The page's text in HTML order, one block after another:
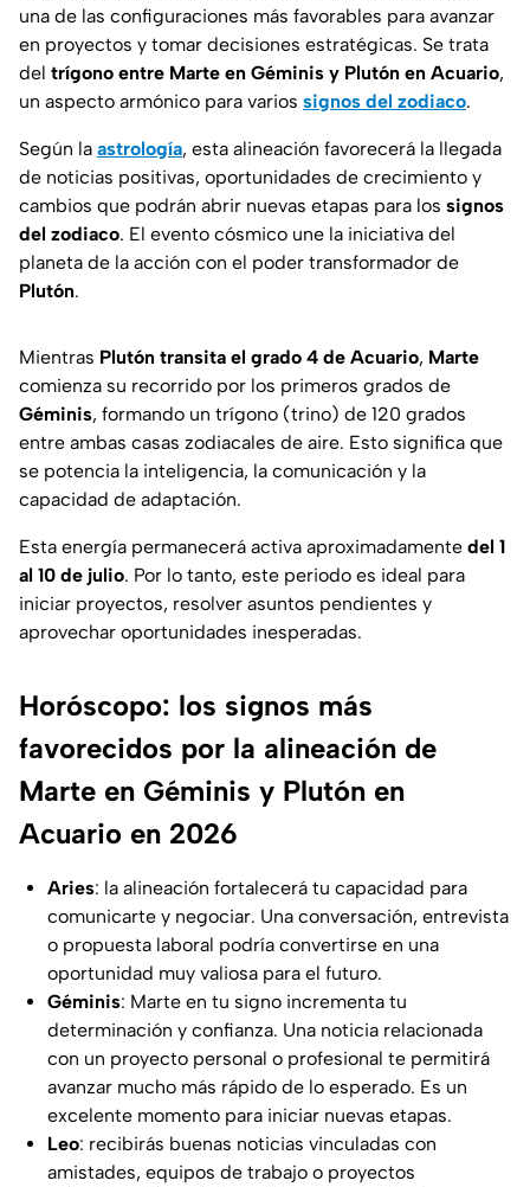
una de las configuraciones más favorables para avanzar
en proyectos y tomar decisiones estratégicas. Se trata
del trígono entre Marte en Géminis y Plutón en Acuario,
un aspecto armónico para varios signos del zodiaco.
Según la astrología, esta alineación favorecerá la llegada
de noticias positivas, oportunidades de crecimiento y
cambios que podrán abrir nuevas etapas para los signos
del zodiaco. El evento cósmico une la iniciativa del
planeta de la acción con el poder transformador de
Plutón.
Mientras Plutón transita el grado 4 de Acuario, Marte
comienza su recorrido por los primeros grados de
Géminis, formando un trígono (trino) de 120 grados
entre ambas casas zodiacales de aire. Esto significa que
se potencia la inteligencia, la comunicación y la
capacidad de adaptación.
Esta energía permanecerá activa aproximadamente del 1
al 10 de julio. Por lo tanto, este periodo es ideal para
iniciar proyectos, resolver asuntos pendientes y
aprovechar oportunidades inesperadas.
Horóscopo: los signos más
favorecidos por la alineación de
Marte en Géminis y Plutón en
Acuario en 2026
Aries: la alineación fortalecerá tu capacidad para
comunicarte y negociar. Una conversación, entrevista
o propuesta laboral podría convertirse en una
oportunidad muy valiosa para el futuro.
Géminis: Marte en tu signo incrementa tu
determinación y confianza. Una noticia relacionada
con un proyecto personal o profesional te permitirá
avanzar mucho más rápido de lo esperado. Es un
excelente momento para iniciar nuevas etapas.
Leo: recibirás buenas noticias vinculadas con
amistades, equipos de trabajo o proyectos